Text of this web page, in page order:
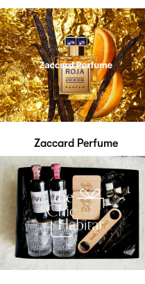
Zaccard Perfume